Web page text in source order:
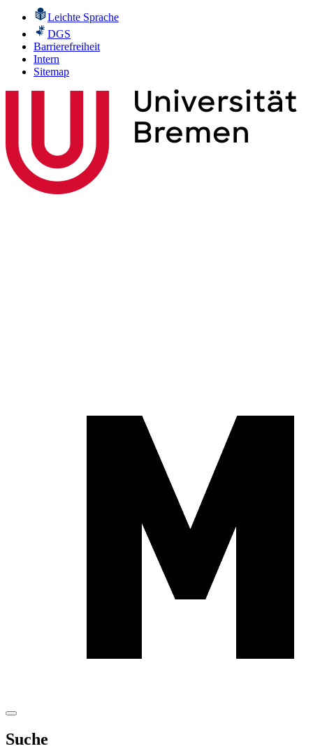
Leichte Sprache
DGS
Barrierefreiheit
Intern
Sitemap
Suche